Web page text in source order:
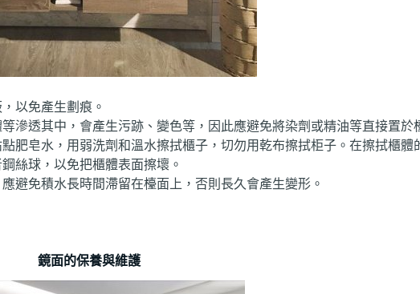
以免產生劃痕。
滲透其中，會產生污跡、變色等，因此應避免將染劑或精油等直接置於
肥皂水，用弱洗劑和溫水擦拭櫃子，切勿用乾布擦拭柜子。在擦拭櫃體
絲球，以免把櫃體表面擦壞。
避免積水長時間滯留在檯面上，否則長久會產生變形。
鏡面的保養與維護